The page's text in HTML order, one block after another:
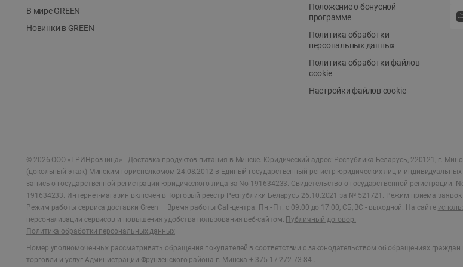
В мире GREEN
Новинки в GREEN
Положение о бонусной
программе
Политика обработки
персональных данных
Политика обработки файлов
cookie
Настройки файлов cookie
© 2026 ООО «ГРИНрозница» - Доставка продуктов питания в Минске. Юридический адрес: Республика Беларусь, 220121, г.
(цокольный этаж) Минским горисполкомом 24.08.2012 в Единый государственный регистр юридических лиц и
запись о государственной регистрации юридического лица за No 191634233. Свидетельство о государственной регистрации:
191634233. Интернет-магазин включен в Торговый реестр Республики Беларусь 26.10.2021 за № 521721. Режим приема заявок
Режим работы сервиса доставки Green — Время работы Call-центра: Пн.- Пт. с 09.00 до 17.00, СБ, ВС - выходной. На сайте
персонализации сервисов и повышения удобства пользования веб-сайтом. Публичный договор.
Политика обработки персональных данных
Номер уполномоченных рассматривать обращения покупателей в соответствии с законодательством об обращениях граждан
торговли и услуг Администрации Фрунзенского района г. Минска + 375 17 272 73 84 .